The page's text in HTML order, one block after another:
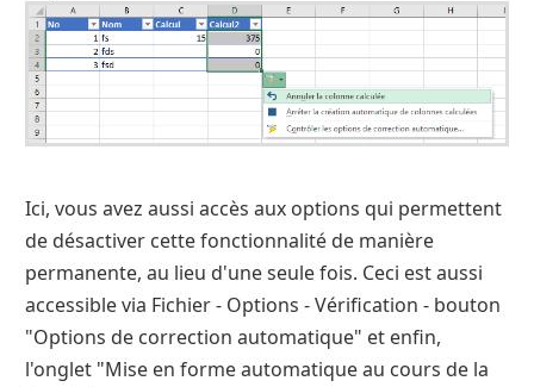
Ici, vous avez aussi accès aux options qui permettent
de désactiver cette fonctionnalité de manière
permanente, au lieu d'une seule fois. Ceci est aussi
accessible via Fichier - Options - Vérification - bouton
"Options de correction automatique" et enfin,
l'onglet "Mise en forme automatique au cours de la